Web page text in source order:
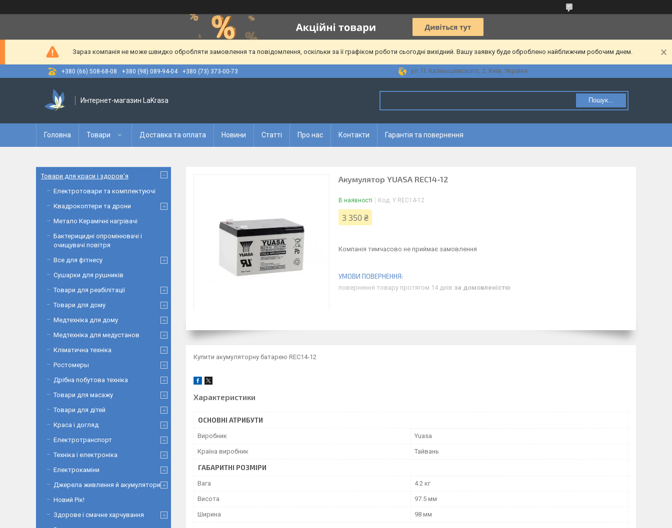
Зараз компанія не може швидко обробляти замовлення та повідомлення, оскільки за її графіком роботи сьогодні вихідний. Вашу заявку буде оброблено найближчим робочим днем.
+380 (66) 508-68-08 +380 (98) 089-94-04 +380 (73) 373-00-73 ул. П. Калнышевского, 2, Київ, Україна
Интернет-магазин LaKrasa Пошук...
Головна Товари Доставка та оплата Новини Статті Про нас Контакти Гарантія та повернення
Акумулятор YUASA REC14-12
В наявності Код: Y REC14-12
3 350 ₴
Компанія тимчасово не приймає замовлення
повернення товару протягом 14 днів за домовленістю
Купити акумуляторну батарею REC14-12
Характеристики
ОСНОВНІ АТРИБУТИ
Виробник Yuasa
Країна виробник Тайвань
ГАБАРИТНІ РОЗМІРИ
Вага 4.2 кг
Висота 97.5 мм
Ширина 98 мм
Товари для краси і здоров'я
Електротовари та комплектуючі
Квадрокоптери та дрони
Метало Керамічні нагрівачі
Бактерицидні опромінювачі і
очищувачі повітря
Все для фітнесу
Сушарки для рушників
Товари для реабілітації
Товари для дому
Медтехніка для дому
Медтехніка для медустанов
Кліматична техніка
Ростомеры
Дрібна побутова техніка
Товари для масажу
Товари для дітей
Краса і догляд
Електротранспорт
Техніка і електроніка
Електрокаміни
Джерела живлення й акумулятори
Новий Рік!
Здорове і смачне харчування